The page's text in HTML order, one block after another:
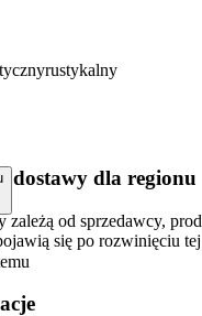
rustykalny
dostawy dla regionu
zależą od sprzedawcy,
pojawią się po rozwinięciu